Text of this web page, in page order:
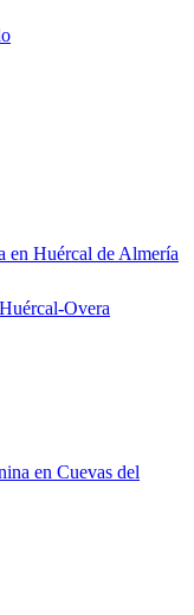
en Huércal de Almería
Overa
en Cuevas del